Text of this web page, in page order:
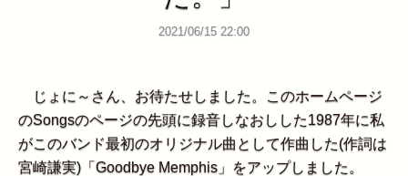
2021/06/15 22:00
じょに～さん、お待たせしました。このホームページ
のSongsのページの先頭に録音しなおしした1987年に私
がこのバンド最初のオリジナル曲として作曲した(作詞は
宮崎謙実)「Goodbye Memphis」をアップしました。